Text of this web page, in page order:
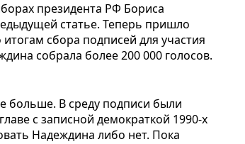
президента РФ Бориса
статье. Теперь пришло
сбора подписей для участия
собрала более 200 000 голосов.
больше. В среду подписи были
с записной демократкой 1990-х
Надеждина либо нет. Пока